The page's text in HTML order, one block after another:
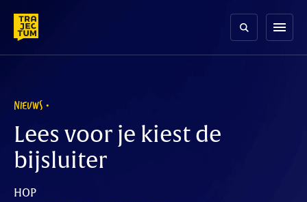
content
menu
NIEUWS
Lees voor je kiest de
bijsluiter
HOP